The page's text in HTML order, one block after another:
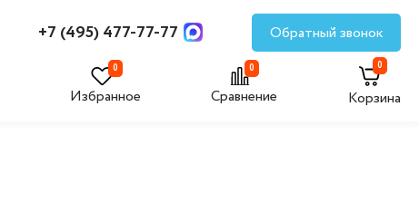
+7 (495) 477-77-77 Обратный звонок
0
Избранное
0
Сравнение
0
Корзина